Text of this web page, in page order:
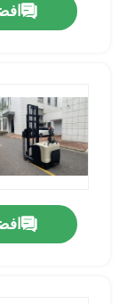
جولة في
اتصل بنا
أخبار
مدونة
رافعة شوكية